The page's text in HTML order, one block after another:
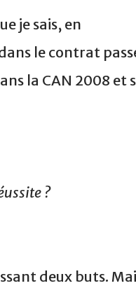
je sais, en
le contrat
la CAN 2008 et
?
deux buts.